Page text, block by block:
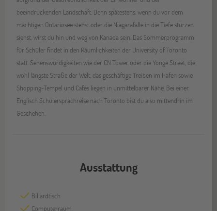
beeindruckenden Landschaft. Denn spätestens, wenn du vor dem
mächtigen Ontariosee stehst oder die Niagarafälle in die Tiefe stürzen
siehst, wirst du hin und weg von Kanada sein. Das Sommerprogramm
für Schüler findet in den Räumlichkeiten der University of Toronto
statt. Sehenswürdigkeiten wie der CN Tower oder die Yonge Street, die
wohl längste Straße der Welt, das geschäftige Treiben im Hafen sowie
Shopping-Tempel und Cafés liegen in unmittelbarer Nähe. Bei einer
Englisch Schülersprachreise nach Toronto bist du also mittendrin im
Geschehen.
Ausstattung
Billardtisch
Computerraum